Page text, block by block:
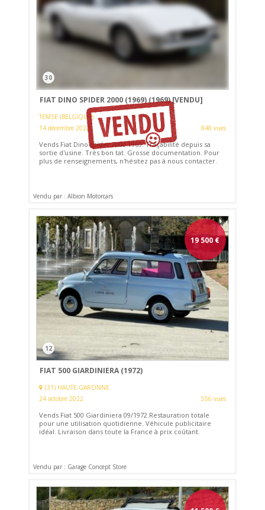
30
FIAT DINO SPIDER 2000 (1969) (1969)[VENDU]
TEMSE (BELGIQUE)
14 décembre 2022
848 vues
Vends Fiat Dino spider 2000 1969. Traçabilité depuis sa
sortie d'usine. Très bon tat. Grosse documentation. Pour
plus de renseignements, n'hésitez pas à nous contacter.
Vendu par : Albion Motorcars
19 500 €
12
FIAT 500 GIARDINIERA (1972)
(31) HAUTE-GARONNE
24 octobre 2022
556 vues
Vends Fiat 500 Giardiniera 09/1972.Restauration totale
pour une utilisation quotidienne. Véhicule publicitaire
idéal. Livraison dans toute la France à prix coûtant.
Vendu par : Garage Concept Store